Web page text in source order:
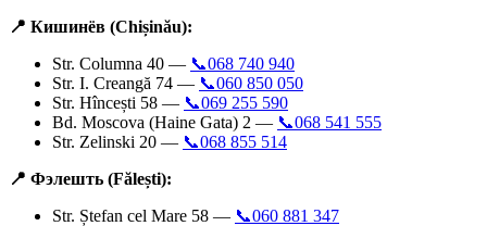
📍 Кишинёв (Chișinău):
Str. Columna 40 — 📞068 740 940
Str. I. Creangă 74 — 📞060 850 050
Str. Hîncești 58 — 📞069 255 590
Bd. Moscova (Haine Gata) 2 — 📞068 541 555
Str. Zelinski 20 — 📞068 855 514
📍 Фэлешть (Fălești):
Str. Ștefan cel Mare 58 — 📞060 881 347